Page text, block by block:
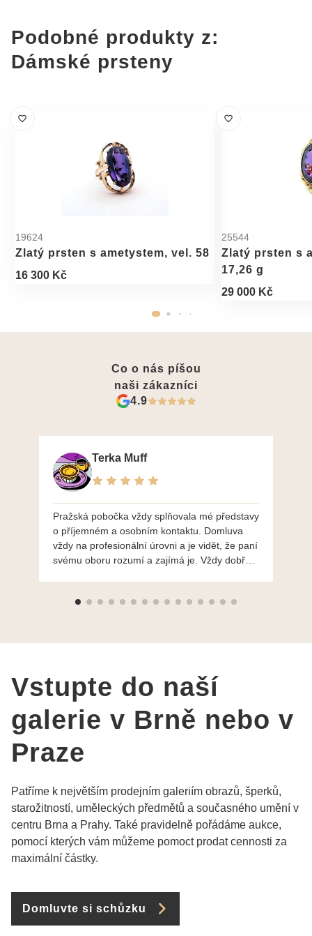
Podobné produkty z:
Dámské prsteny
19624
Zlatý prsten s ametystem, vel. 58
16 300 Kč
25544
Zlatý prsten s
17,26 g
29 000 Kč
Co o nás píšou
naši zákazníci
4.9
Terka Muff
Pražská pobočka vždy splňovala mé představy
o příjemném a osobním kontaktu. Domluva
vždy na profesionální úrovni a je vidět, že paní
svému oboru rozumí a zajímá je. Vždy dobře a
výběru, jak už bylo napsáno - na požádání
Vstupte do naší
galerie v Brně nebo v
Praze
Patříme k největším prodejním galeriím obrazů, šperků,
starožitností, uměleckých předmětů a současného umění v
centru Brna a Prahy. Také pravidelně pořádáme aukce,
pomocí kterých vám můžeme pomoct prodat cennosti za
maximální částky.
Domluvte si schůzku